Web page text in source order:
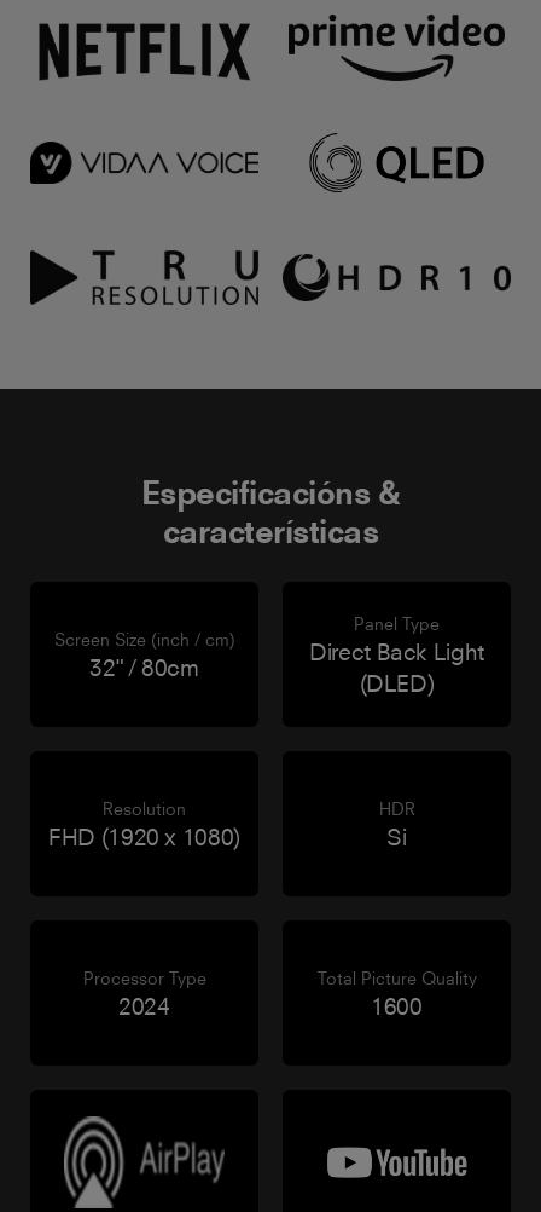
Especificacións &
características
Screen Size (inch / cm)
32" / 80cm
Panel Type
Direct Back Light
(DLED)
Resolution
FHD (1920 x 1080)
HDR
Si
Processor Type
2024
Total Picture Quality
1600